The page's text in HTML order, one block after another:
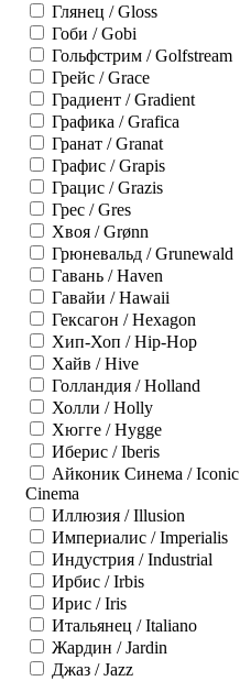
Глянец / Gloss
Гоби / Gobi
Гольфстрим / Golfstream
Грейс / Grace
Градиент / Gradient
Графика / Grafica
Гранат / Granat
Графис / Grapis
Грацис / Grazis
Грес / Gres
Хвоя / Grønn
Грюневальд / Grunewald
Гавань / Haven
Гавайи / Hawaii
Гексагон / Hexagon
Хип-Хоп / Hip-Hop
Хайв / Hive
Голландия / Holland
Холли / Holly
Хюгге / Hygge
Иберис / Iberis
Айконик Синема / Iconic
Cinema
Иллюзия / Illusion
Империалис / Imperialis
Индустрия / Industrial
Ирбис / Irbis
Ирис / Iris
Итальянец / Italiano
Жардин / Jardin
Джаз / Jazz